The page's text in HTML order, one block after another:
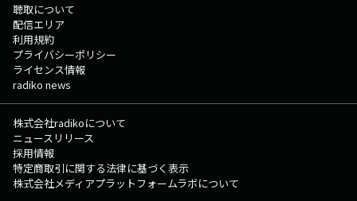
聴取について
配信エリア
利用規約
プライバシーポリシー
ライセンス情報
radiko news
株式会社radikoについて
ニュースリリース
採用情報
特定商取引に関する法律に基づく表示
株式会社メディアプラットフォームラボについて